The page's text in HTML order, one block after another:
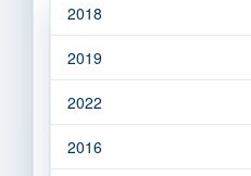
2018
2019
2022
2016